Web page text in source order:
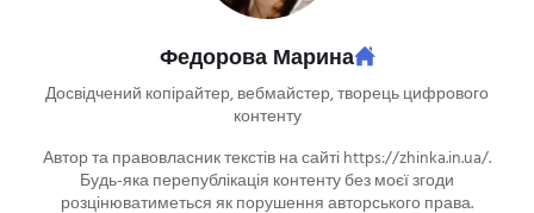
Федорова Марина
Досвідчений копірайтер, вебмайстер, творець цифрового
контенту
Автор та правовласник текстів на сайті https://zhinka.in.ua/.
Будь-яка перепублікація контенту без моєї згоди
розцінюватиметься як порушення авторського права.